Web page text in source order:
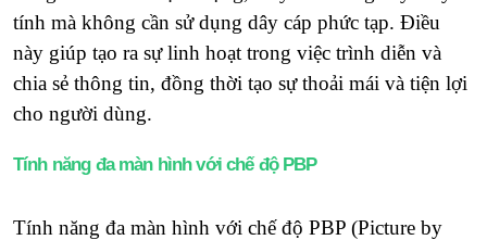
tính mà không cần sử dụng dây cáp phức tạp. Điều
này giúp tạo ra sự linh hoạt trong việc trình diễn và
chia sẻ thông tin, đồng thời tạo sự thoải mái và tiện lợi
cho người dùng.
Tính năng đa màn hình với chế độ PBP
Tính năng đa màn hình với chế độ PBP (Picture by